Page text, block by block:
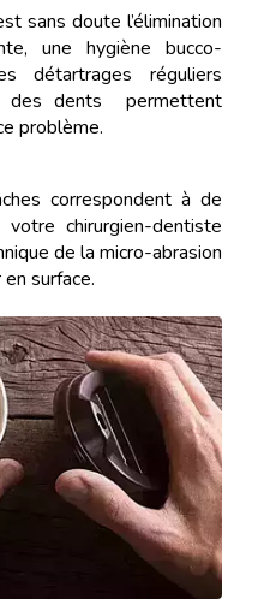
sans doute l’élimination
une hygiène bucco-
détartrages réguliers
des dents permettent
problème.
correspondent à de
chirurgien-dentiste
de la micro-abrasion
surface.